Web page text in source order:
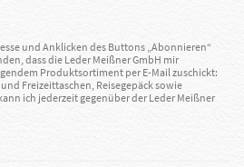
und Anklicken des Buttons „Abonnieren“
dass die Leder Meißner GmbH mir
Produktsortiment per E-Mail zuschickt:
Freizeittaschen, Reisegepäck sowie
ich jederzeit gegenüber der Leder Meißner